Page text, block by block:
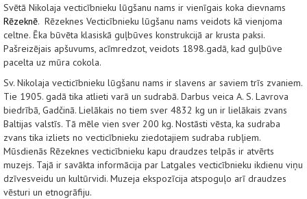
Svētā Nikolaja vecticībnieku lūgšanu nams ir vienīgais koka dievnams
Rēzeknē. Rēzeknes Vecticībnieku lūgšanu nams veidots kā vienjoma
celtne. Ēka būvēta klasiskā guļbūves konstrukcijā ar krusta paksi.
Pašreizējais apšuvums, acīmredzot, veidots 1898.gadā, kad guļbūve
pacelta uz mūra cokola.
Sv. Nikolaja vecticībnieku lūgšanu nams ir slavens ar saviem trīs zvaniem.
Tie 1905. gadā tika atlieti varā un sudrabā. Darbus veica A. S. Lavrova
biedrībā, Gadčinā. Lielākais no tiem sver 4832 kg un ir lielākais zvans
Baltijas valstīs. Tā mēle vien sver 200 kg. Nostāsti vēsta, ka sudraba
zvans tika izliets no vecticībnieku ziedotajiem sudraba rubļiem.
Mūsdienās Rēzeknes vecticībnieku kapu draudzes telpās ir atvērts
muzejs. Tajā ir savākta informācija par Latgales vecticībnieku ikdienu viņu
dzīvesveidu un kultūrvidi. Muzeja ekspozīcija atspoguļo arī draudzes
vēsturi un etnogrāfiju.